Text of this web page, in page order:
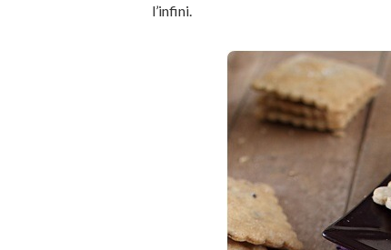
l’infini.